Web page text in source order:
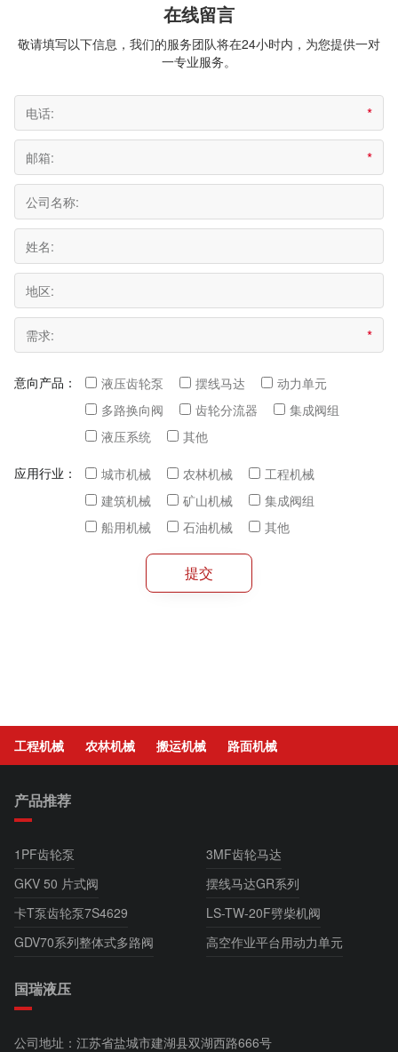
在线留言
敬请填写以下信息，我们的服务团队将在24小时内，为您提供一对
一专业服务。
工程机械 农林机械 搬运机械 路面机械
产品推荐
1PF齿轮泵
3MF齿轮马达
GKV 50 片式阀
摆线马达GR系列
卡T泵齿轮泵7S4629
LS-TW-20F劈柴机阀
GDV70系列整体式多路阀
高空作业平台用动力单元
国瑞液压
公司地址：江苏省盐城市建湖县双湖西路666号